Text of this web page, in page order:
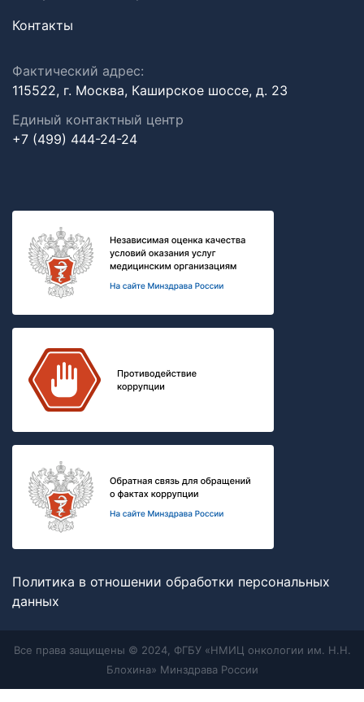
Контакты
Фактический адрес:
115522, г. Москва, Каширское шоссе, д. 23
Единый контактный центр
+7 (499) 444-24-24
Политика в отношении обработки персональных
данных
Все права защищены © 2024, ФГБУ «НМИЦ онкологии им. Н.Н.
Блохина» Минздрава России